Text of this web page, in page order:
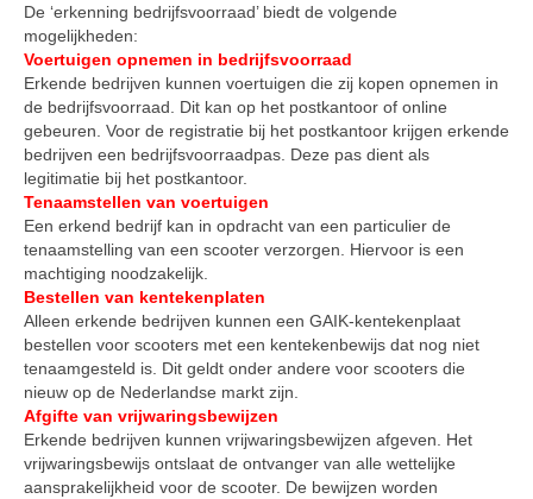
Elektrische scooters / Steps
Enra verzekeringen
Bezorg scooters / Delevery
Helmen & accessoires
licht en geluidsapparatuur Inkoop-/verkoop verhuur
De ‘erkenning bedrijfsvoorraad’ biedt de volgende
mogelijkheden:
Voertuigen opnemen in bedrijfsvoorraad
Erkende bedrijven kunnen voertuigen die zij kopen opnemen in
de bedrijfsvoorraad. Dit kan op het postkantoor of online
gebeuren. Voor de registratie bij het postkantoor krijgen erkende
bedrijven een bedrijfsvoorraadpas. Deze pas dient als
legitimatie bij het postkantoor.
Tenaamstellen van voertuigen
Een erkend bedrijf kan in opdracht van een particulier de
tenaamstelling van een scooter verzorgen. Hiervoor is een
machtiging noodzakelijk.
Bestellen van kentekenplaten
Alleen erkende bedrijven kunnen een GAIK-kentekenplaat
bestellen voor scooters met een kentekenbewijs dat nog niet
tenaamgesteld is. Dit geldt onder andere voor scooters die
nieuw op de Nederlandse markt zijn.
Afgifte van vrijwaringsbewijzen
Erkende bedrijven kunnen vrijwaringsbewijzen afgeven. Het
vrijwaringsbewijs ontslaat de ontvanger van alle wettelijke
aansprakelijkheid voor de scooter. De bewijzen worden